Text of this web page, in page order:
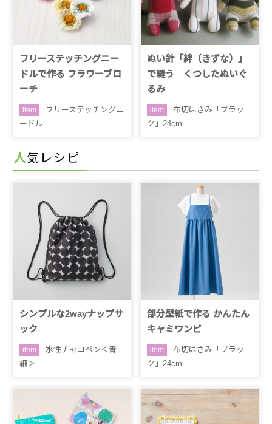
フリーステッチングニー
ドルで作る フラワーブロ
ーチ
item
フリーステッチングニ
ードル
ぬい針「絆（きずな）」
で縫う くつしたぬいぐ
るみ
item
布切はさみ「ブラッ
ク」24cm
人気レシピ
シンプルな2wayナップサ
ック
item
水性チャコペン＜青
細＞
部分型紙で作る かんたん
キャミワンピ
item
布切はさみ「ブラッ
ク」24cm